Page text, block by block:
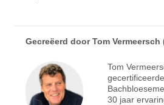
Gecreëerd doorTom Vermeersch
Tom
30 jaar